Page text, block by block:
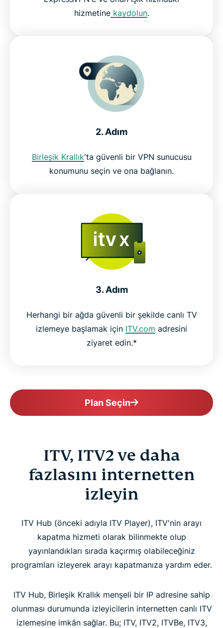
ITV için ExpressVPN'i 30 gün boyunca risksiz
hizmetinekaydolun.
2. Adım
Birleşik Krallık'ta güvenli bir VPN sunucusu
konumunu seçin ve ona bağlanın.
3. Adım
Herhangi bir ağda güvenli bir şekilde canlı TV
izlemeye başlamak için ITV.com adresini
ziyaret edin.*
Plan Seçin
ITV, ITV2 ve daha
fazlasını internetten
izleyin
ITV Hub (önceki adıyla ITV Player), ITV'nin arayı
kapatma hizmeti olarak bilinmekte olup
yayınlandıkları sırada kaçırmış olabileceğiniz
programları izleyerek arayı kapatmanıza yardım eder.
ITV Hub, Birleşik Krallık menşeli bir IP adresine sahip
olunması durumunda izleyicilerin internetten canlı ITV
izlemesine imkân sağlar. Bu; ITV, ITV2, ITVBe, ITV3,